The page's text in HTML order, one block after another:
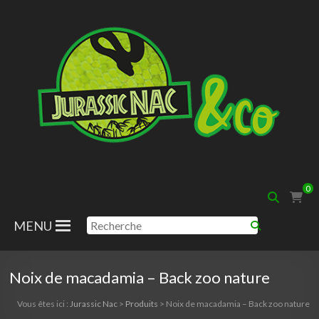
Nac
0
MENU
Noix de macadamia – Back zoo nature
Vous êtes ici : Jurassic Nac> Produits > Noix de macadamia – Back zoo nature